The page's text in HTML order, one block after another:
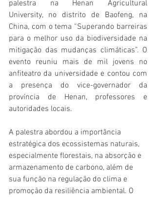
palestra na Henan Agricultural
University, no distrito de Baofeng, na
China, com o tema “Superando barreiras
para o melhor uso da biodiversidade na
mitigação das mudanças climáticas”. O
evento reuniu mais de mil jovens no
anfiteatro da universidade e contou com
a presença do vice-governador da
província de Henan, professores e
autoridades locais.
A palestra abordou a importância
estratégica dos ecossistemas naturais,
especialmente florestais, na absorção e
armazenamento de carbono, além de
sua função na regulação do clima e
promoção da resiliência ambiental. O